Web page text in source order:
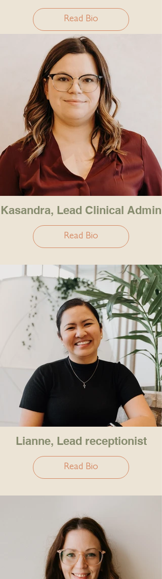
Read Bio
Kasandra, Lead Clinical Admin
Read Bio
Lianne, Lead receptionist
Read Bio